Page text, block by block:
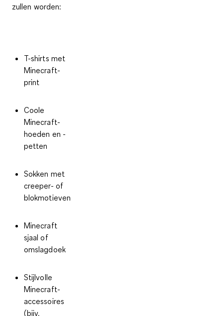
zullen worden:
T-shirts met
Minecraft-
print
Coole
Minecraft-
hoeden en -
petten
Sokken met
creeper- of
blokmotieven
Minecraft
sjaal of
omslagdoek
Stijlvolle
Minecraft-
accessoires
(bijv.